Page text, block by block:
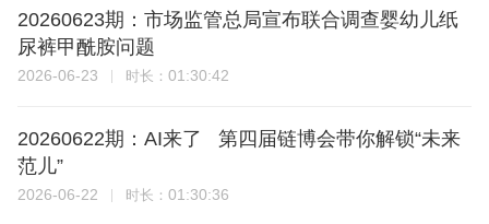
20260623期：市场监管总局宣布联合调查婴幼儿纸
尿裤甲酰胺问题
2026-06-23 时长： 01:30:42
20260622期：AI来了 第四届链博会带你解锁“未来
范儿”
2026-06-22 时长： 01:30:36